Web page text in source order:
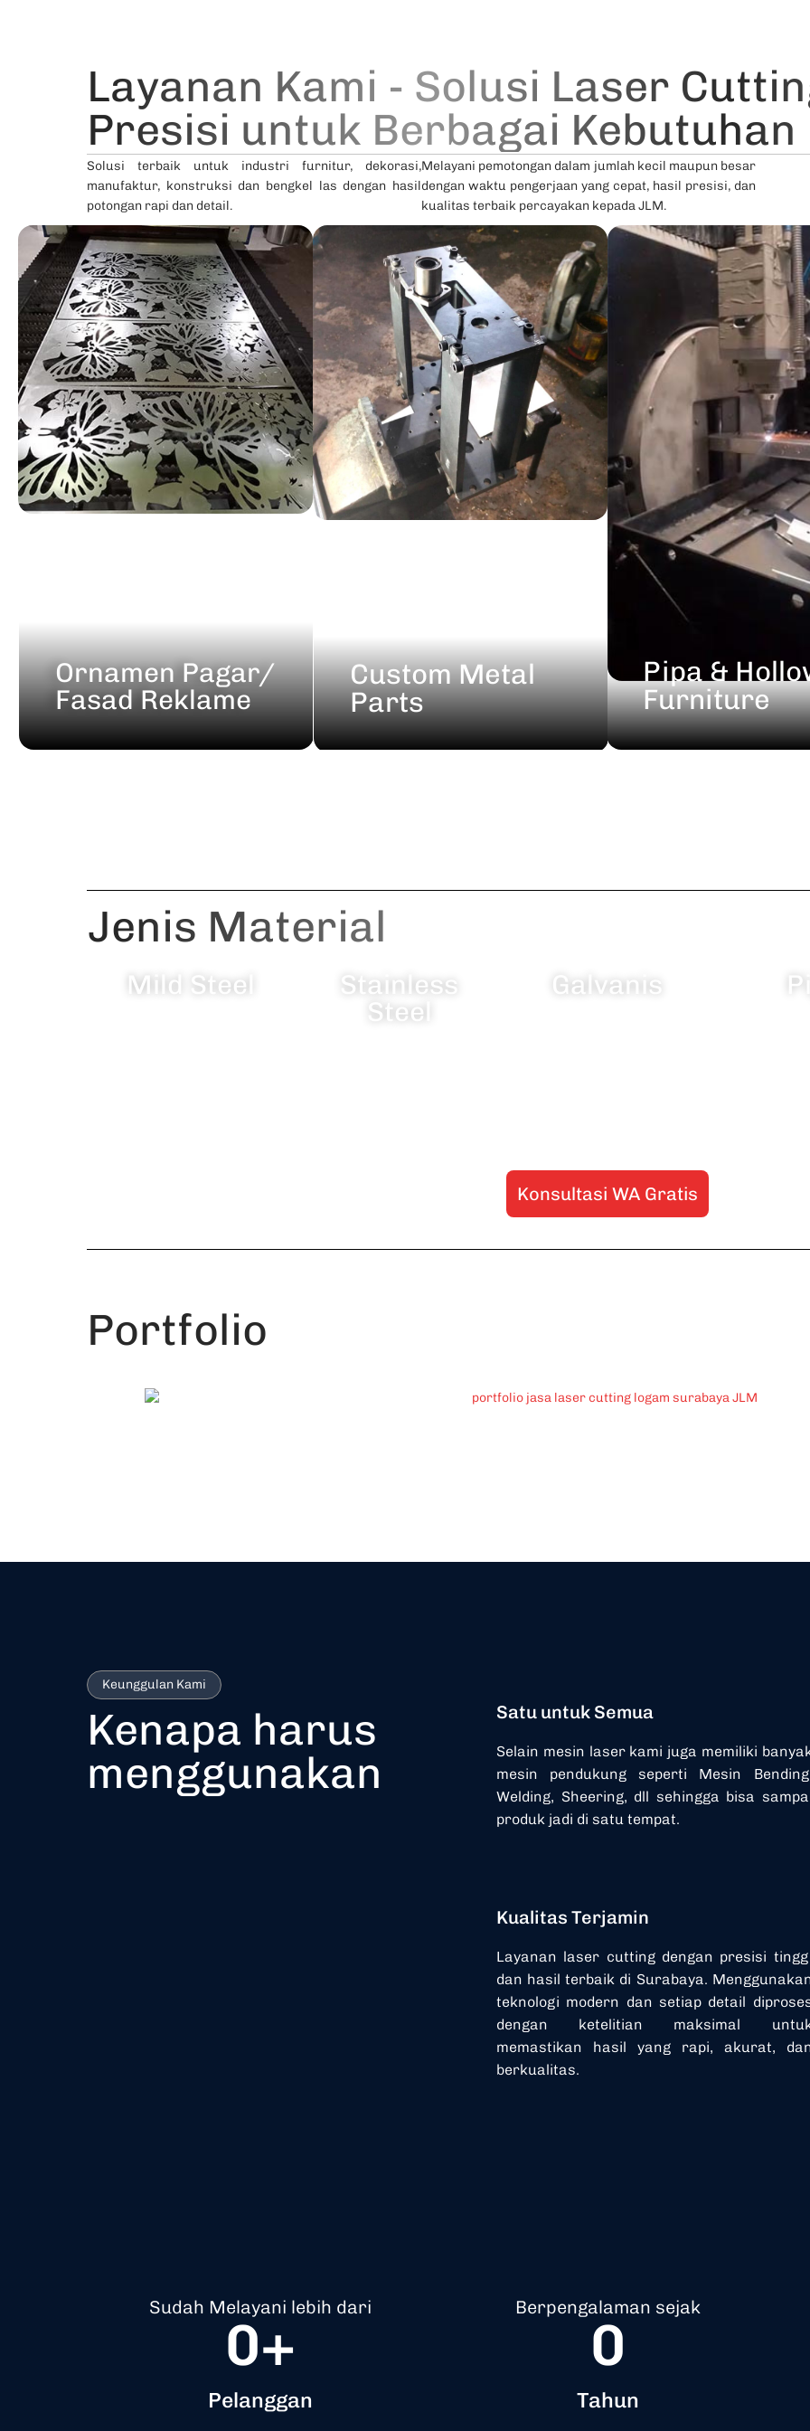
Layanan Kami - Solusi Laser
Presisi untuk Berbagai Kebutuhan
Solusi terbaik untuk industri furnitur, dekorasi,
manufaktur, konstruksi dan bengkel las dengan hasil
potongan rapi dan detail.
Melayani pemotongan dalam jumlah kecil maupun besar
dengan waktu pengerjaan yang cepat, hasil presisi, dan
kualitas terbaik percayakan kepada JLM.
Ornamen Pagar/
Fasad Reklame
Custom Metal
Parts
Pipa &
Furniture
Jenis Material
Mild Steel
Stainless
Steel
Galvanis
Konsultasi WA Gratis
Portfolio
Keunggulan Kami
Kenapa harus
menggunakan
Satu untuk Semua
Selain mesin laser kami juga memiliki
mesin pendukung seperti Mesin
Welding, Sheering, dll sehingga bisa
produk jadi di satu tempat.
Kualitas Terjamin
Layanan laser cutting dengan presisi
dan hasil terbaik di Surabaya.
teknologi modern dan setiap detail
dengan ketelitian maksimal
memastikan hasil yang rapi, akurat,
berkualitas.
Sudah Melayani lebih dari
Pelanggan
0+
Berpengalaman sejak
Tahun
0